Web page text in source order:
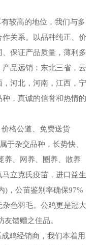
较高的地位，我们与多
关系。以品种纯正、价
保证产品质量，薄利多
品远销：东北三省，云
河北，河南，江西，宁
，真诚的信誉和热情的
格公道、免费送货
于杂交品种，长势快、
养、网养、圈养、散养
立克氏疫苗，进口益生
)，公苗鉴别率确保97%
色羽毛。公鸡更是冠大
馈赠之佳品。
鸡经销商，我们本着用